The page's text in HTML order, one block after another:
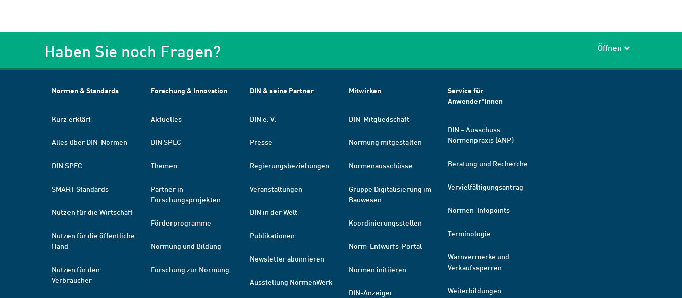
Haben Sie noch Fragen? Öffnen
Normen & Standards
Kurz erklärt
Alles über DIN-Normen
DIN SPEC
SMART Standards
Nutzen für die Wirtschaft
Nutzen für die öffentliche
Hand
Nutzen für den
Verbraucher
Forschung & Innovation
Aktuelles
DIN SPEC
Themen
Partner in
Forschungsprojekten
Förderprogramme
Normung und Bildung
Forschung zur Normung
DIN & seine Partner
DIN e. V.
Presse
Regierungsbeziehungen
Veranstaltungen
DIN in der Welt
Publikationen
Newsletter abonnieren
Ausstellung NormenWerk
Mitwirken
DIN-Mitgliedschaft
Normung mitgestalten
Normenausschüsse
Gruppe Digitalisierung im
Bauwesen
Koordinierungsstellen
Norm-Entwurfs-Portal
Normen initiieren
DIN-Anzeiger
Service für
Anwender*innen
DIN – Ausschuss
Normenpraxis (ANP)
Beratung und Recherche
Vervielfältigungsantrag
Normen-Infopoints
Terminologie
Warnvermerke und
Verkaufssperren
Weiterbildungen